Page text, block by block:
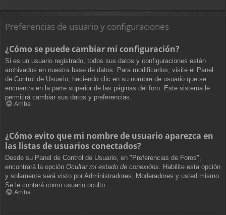
Preferencias de usuario y configuraciones
¿Cómo se puede cambiar mi configuración?
Si es un usuario registrado, todos sus datos y configuraciones están
archivados en nuestra base de datos. Para modificarlos, visite el Panel
de Control de Usuario; haciendo clic en su nombre de usuario que se
encuentra en la parte superior de las páginas del foro. Este sistema le
permitirá cambiar sus datos y preferencias.
Arriba
¿Cómo evito que mi nombre de usuario aparezca en
las listas de usuarios conectados?
Desde su Panel de Control de Usuario, en "Preferencias de Foros",
encontrará la opción Ocultar mi estado de conexións. Habilite esta opción
y solamente será visto por Administradores, Moderadores y usted mismo.
Se le contará como usuario oculto.
Arriba